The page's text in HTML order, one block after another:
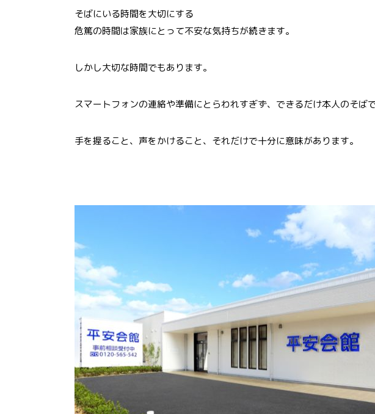
そばにいる時間を大切にする
危篤の時間は家族にとって不安な気持ちが続きます。
しかし大切な時間でもあります。
スマートフォンの連絡や準備にとらわれすぎず、できるだけ本人のそば
手を握ること、声をかけること、それだけで十分に意味があります。